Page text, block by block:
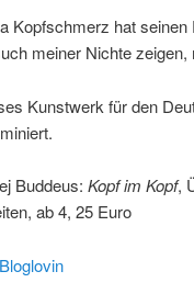
Kopfschmerz hat
meiner Nichte
Kunstwerk für den
Buddeus: Kopf im Kopf,
ab 4, 25 Euro